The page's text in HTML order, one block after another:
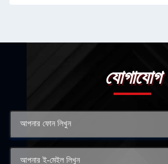
যোগাযোগ